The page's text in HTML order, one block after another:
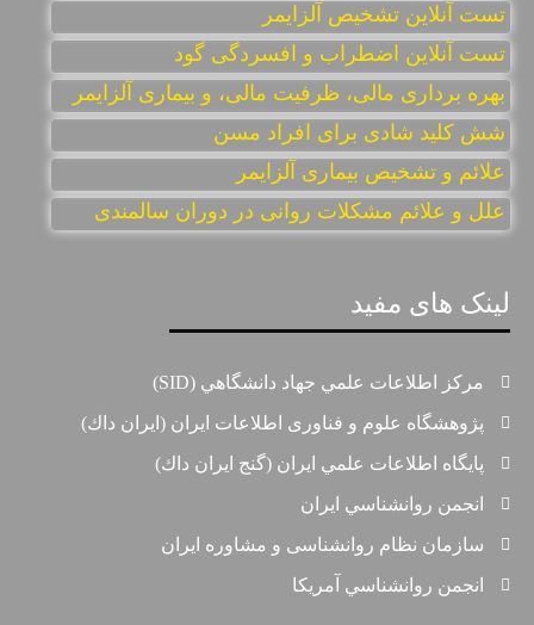
تست آنلاين تشخيص آلزايمر
تست آنلاین اضطراب و افسردگی گود
بهره برداری مالی، ظرفیت مالی، و بیماری آلزایمر
شش کلید شادی برای افراد مسن
علائم و تشخیص بیماری آلزایمر
علل و علائم مشکلات روانی در دوران سالمندی
لینک های مفید
مركز اطلاعات علمي جهاد دانشگاهي (SID)
پژوهشگاه علوم و فناوری اطلاعات ایران (ايران داك)
پايگاه اطلاعات علمي ايران (گنج ايران داك)
انجمن روانشناسي ايران
سازمان نظام روانشناسی و مشاوره ايران
انجمن روانشناسي آمريكا